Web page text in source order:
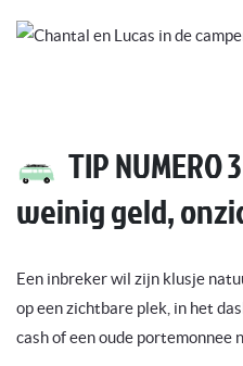
TIP
weinig geld,
Een inbreker wil zijn klusje
op een zichtbare plek, in het
cash of een oude portemonnee